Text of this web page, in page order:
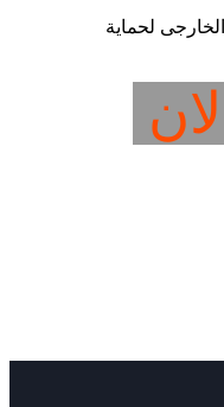
لحماية